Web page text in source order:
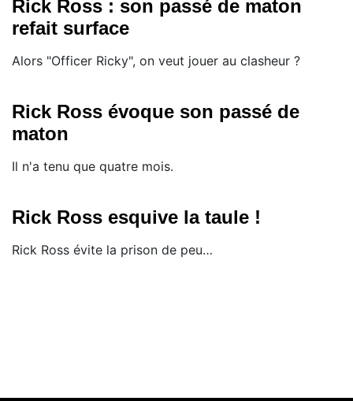
Rick Ross : son passé de maton
refait surface
Alors "Officer Ricky", on veut jouer au clasheur ?
Rick Ross évoque son passé de
maton
Il n'a tenu que quatre mois.
Rick Ross esquive la taule !
​Rick Ross évite la prison de peu…